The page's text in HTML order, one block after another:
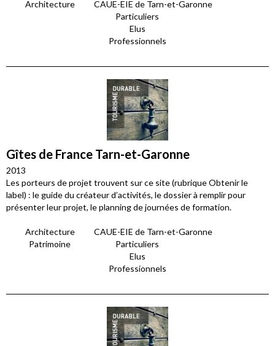
Architecture
CAUE-EIE de Tarn-et-Garonne
Particuliers
Elus
Professionnels
Gîtes de France Tarn-et-Garonne
2013
Les porteurs de projet trouvent sur ce site (rubrique Obtenir le
label) : le guide du créateur d’activités, le dossier à remplir pour
présenter leur projet, le planning de journées de formation.
Architecture
Patrimoine
CAUE-EIE de Tarn-et-Garonne
Particuliers
Elus
Professionnels